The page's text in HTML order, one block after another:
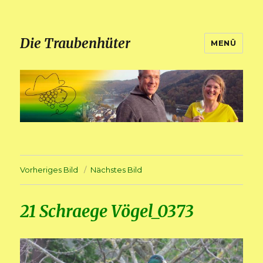
Die Traubenhüter MENÜ
Vorheriges Bild Nächstes Bild
21 Schraege Vögel_0373